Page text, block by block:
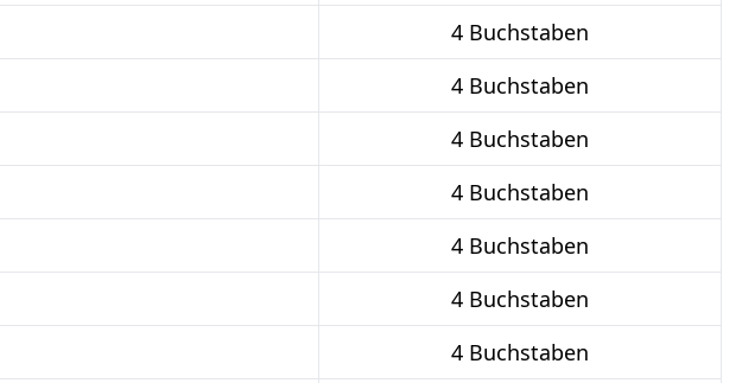
4 Buchstaben
4 Buchstaben
4 Buchstaben
4 Buchstaben
4 Buchstaben
4 Buchstaben
4 Buchstaben